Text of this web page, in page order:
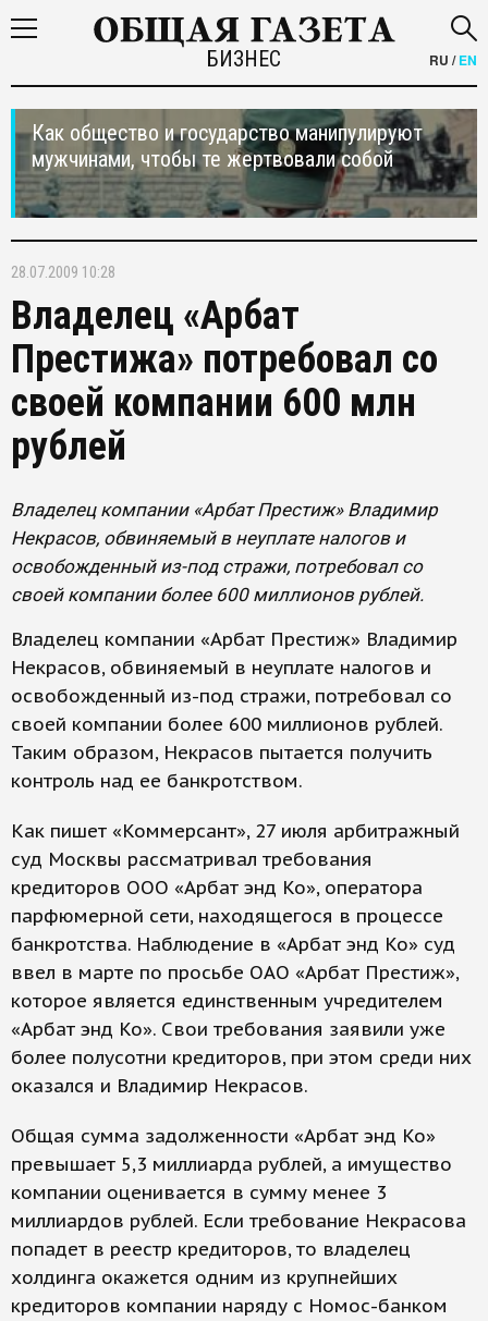
БИЗНЕС RU /EN
Как общество и государство манипулируют
мужчинами, чтобы те жертвовали собой
28.07.2009 10:28
Владелец «Арбат
Престижа» потребовал со
своей компании 600 млн
рублей
Владелец компании «Арбат Престиж» Владимир
Некрасов, обвиняемый в неуплате налогов и
освобожденный из-под стражи, потребовал со
своей компании более 600 миллионов рублей.
Владелец компании «Арбат Престиж» Владимир
Некрасов, обвиняемый в неуплате налогов и
освобожденный из-под стражи, потребовал со
своей компании более 600 миллионов рублей.
Таким образом, Некрасов пытается получить
контроль над ее банкротством.
Как пишет «Коммерсант», 27 июля арбитражный
суд Москвы рассматривал требования
кредиторов ООО «Арбат энд Ко», оператора
парфюмерной сети, находящегося в процессе
банкротства. Наблюдение в «Арбат энд Ко» суд
ввел в марте по просьбе ОАО «Арбат Престиж»,
которое является единственным учредителем
«Арбат энд Ко». Свои требования заявили уже
более полусотни кредиторов, при этом среди них
оказался и Владимир Некрасов.
Общая сумма задолженности «Арбат энд Ко»
превышает 5,3 миллиарда рублей, а имущество
компании оценивается в сумму менее 3
миллиардов рублей. Если требование Некрасова
попадет в реестр кредиторов, то владелец
холдинга окажется одним из крупнейших
кредиторов компании наряду с Номос-банком